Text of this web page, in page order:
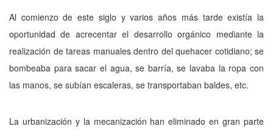
Al comienzo de este siglo y varios años más tarde existía la
oportunidad de acrecentar el desarrollo orgánico mediante la
realización de tareas manuales dentro del quehacer cotidiano; se
bombeaba para sacar el agua, se barría, se lavaba la ropa con
las manos, se subían escaleras, se transportaban baldes, etc.
La urbanización y la mecanización han eliminado en gran parte